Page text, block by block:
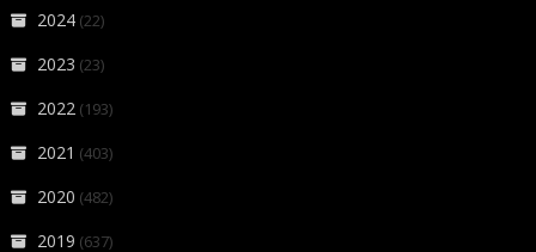
2024 (22)
2023 (23)
2022 (193)
2021 (403)
2020 (482)
2019 (637)